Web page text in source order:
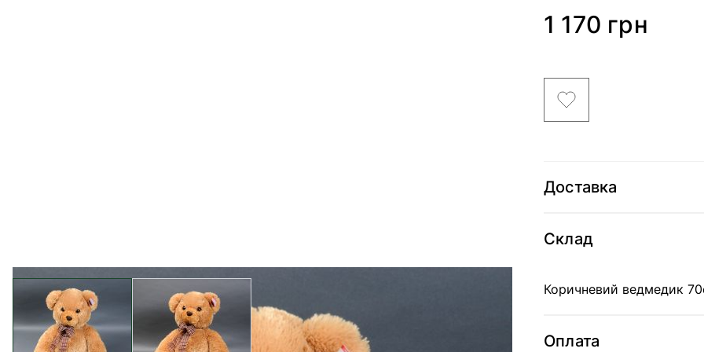
View larger image View larger image
1 170 грн
Доставка
Склад
Коричневий ведмедик
Оплата